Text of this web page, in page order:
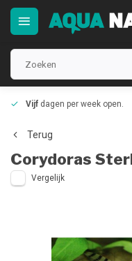
Vijf dagen per week open.
Terug
Corydoras
Vergelijk